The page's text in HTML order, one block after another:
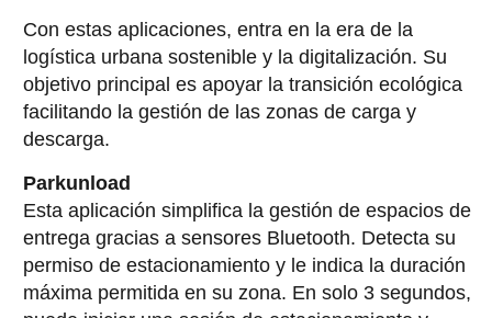
Con estas aplicaciones, entra en la era de la
logística urbana sostenible y la digitalización. Su
objetivo principal es apoyar la transición ecológica
facilitando la gestión de las zonas de carga y
descarga.
Parkunload
Esta aplicación simplifica la gestión de espacios de
entrega gracias a sensores Bluetooth. Detecta su
permiso de estacionamiento y le indica la duración
máxima permitida en su zona. En solo 3 segundos,